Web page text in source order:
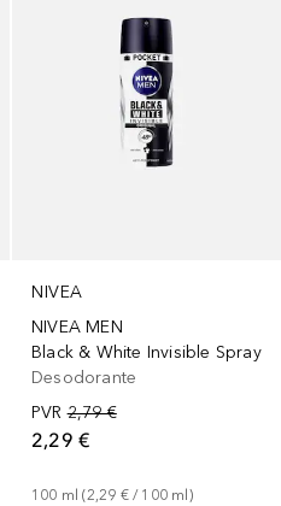
NIVEA
NIVEA MEN
Black & White Invisible Spray
Desodorante
PVR 2,79 €
2,29 €
100 ml (2,29 € / 100 ml )